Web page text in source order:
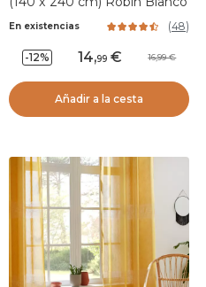
En existencias (48)
-12% 14,99 16,99
Añadir a la cesta